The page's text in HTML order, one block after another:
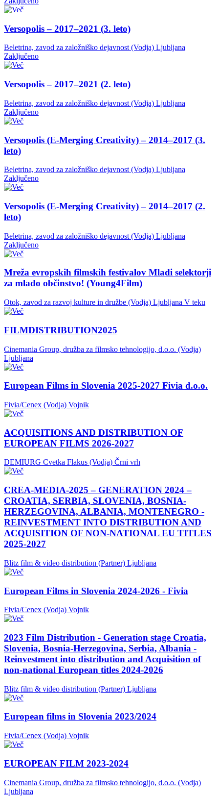
Versopolis – 2017–2021 (3. leto)
Beletrina, zavod za založniško dejavnost (Vodja) Ljubljana
Zaključeno
Versopolis – 2017–2021 (2. leto)
Beletrina, zavod za založniško dejavnost (Vodja) Ljubljana
Zaključeno
Versopolis (E-Merging Creativity) – 2014–2017 (3.
leto)
Beletrina, zavod za založniško dejavnost (Vodja) Ljubljana
Zaključeno
Versopolis (E-Merging Creativity) – 2014–2017 (2.
leto)
Beletrina, zavod za založniško dejavnost (Vodja) Ljubljana
Zaključeno
Mreža evropskih filmskih festivalov Mladi selektorji
za mlado občinstvo! (Young4Film)
Otok, zavod za razvoj kulture in družbe (Vodja) Ljubljana V teku
FILMDISTRIBUTION2025
Cinemania Group, družba za filmsko tehnologijo, d.o.o. (Vodja)
Ljubljana
European Films in Slovenia 2025-2027 Fivia d.o.o.
Fivia/Cenex (Vodja) Vojnik
ACQUISITIONS AND DISTRIBUTION OF
EUROPEAN FILMS 2026-2027
DEMIURG Cvetka Flakus (Vodja) Črni vrh
CREA-MEDIA-2025 – GENERATION 2024 –
CROATIA, SERBIA, SLOVENIA, BOSNIA-
HERZEGOVINA, ALBANIA, MONTENEGRO -
REINVESTMENT INTO DISTRIBUTION AND
ACQUISITION OF NON-NATIONAL EU TITLES
2025-2027
Blitz film & video distribution (Partner) Ljubljana
European Films in Slovenia 2024-2026 - Fivia
Fivia/Cenex (Vodja) Vojnik
2023 Film Distribution - Generation stage Croatia,
Slovenia, Bosnia-Herzegovina, Serbia, Albania -
Reinvestment into distribution and Acquisition of
non-national European titles 2024-2026
Blitz film & video distribution (Partner) Ljubljana
European films in Slovenia 2023/2024
Fivia/Cenex (Vodja) Vojnik
EUROPEAN FILM 2023-2024
Cinemania Group, družba za filmsko tehnologijo, d.o.o. (Vodja)
Ljubljana